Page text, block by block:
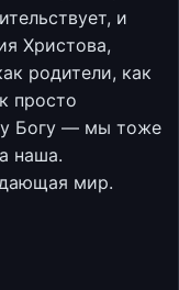
и
Христова,
родители, как
просто
Богу — мы тоже
наша.
мир.